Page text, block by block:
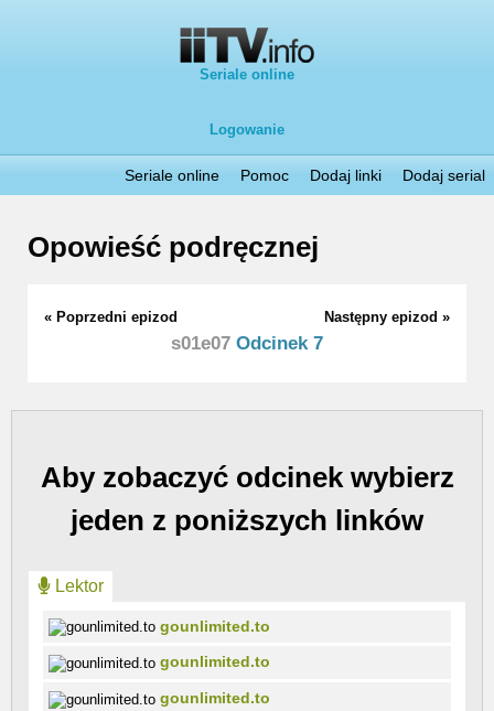
Seriale online
Logowanie
Seriale online Pomoc Dodaj linki Dodaj serial
Opowieść podręcznej
« Poprzedni epizod Następny epizod »
s01e07 Odcinek 7
Aby zobaczyć odcinek wybierz
jeden z poniższych linków
Lektor
gounlimited.to
gounlimited.to
gounlimited.to